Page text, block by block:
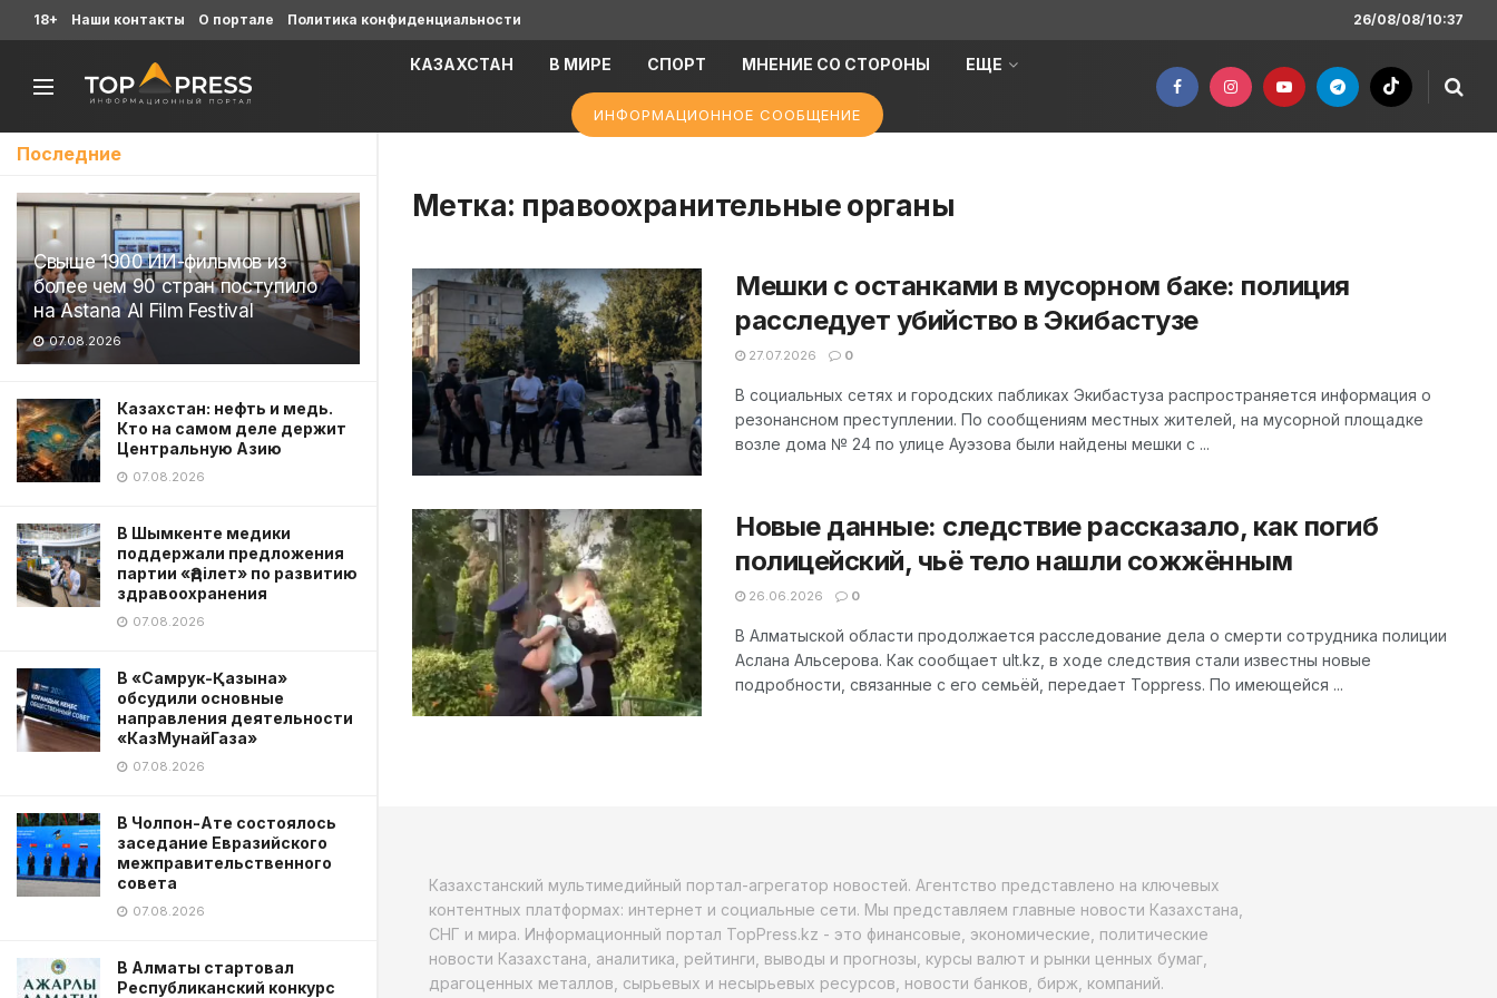
Последние
Свыше 1900 ИИ-фильмов из
более чем 90 стран поступило
на Astana AI Film Festival
07.08.2026
Казахстан: нефть и медь.
Кто на самом деле держит
Центральную Азию
07.08.2026
В Шымкенте медики
поддержали предложения
партии «Әділет» по развитию
здравоохранения
07.08.2026
В «Самрук-Қазына»
обсудили основные
направления деятельности
«КазМунайГаза»
07.08.2026
В Чолпон-Ате состоялось
заседание Евразийского
межправительственного
совета
07.08.2026
В Алматы стартовал
Республиканский конкурс
18+ Наши контакты О портале Политика конфиденциальности 26/08/08/10:37
КАЗАХСТАН В МИРЕ СПОРТ МНЕНИЕ СО СТОРОНЫ ЕЩЕ
ИНФОРМАЦИОННОЕ СООБЩЕНИЕ
Метка: правоохранительные органы
Мешки с останками в мусорном баке: полиция
расследует убийство в Экибастузе
27.07.2026 0
В социальных сетях и городских пабликах Экибастуза распространяется информация о
резонансном преступлении. По сообщениям местных жителей, на мусорной площадке
возле дома № 24 по улице Ауэзова были найдены мешки с ...
Новые данные: следствие рассказало, как погиб
полицейский, чьё тело нашли сожжённым
26.06.2026 0
В Алматыской области продолжается расследование дела о смерти сотрудника полиции
Аслана Альсерова. Как сообщает ult.kz, в ходе следствия стали известны новые
подробности, связанные с его семьёй, передает Toppress. По имеющейся ...
Казахстанский мультимедийный портал-агрегатор новостей. Агентство представлено на ключевых
контентных платформах: интернет и социальные сети. Мы представляем главные новости Казахстана,
СНГ и мира. Информационный портал TopPress.kz - это финансовые, экономические, политические
новости Казахстана, аналитика, рейтинги, выводы и прогнозы, курсы валют и рынки ценных бумаг,
драгоценных металлов, сырьевых и несырьевых ресурсов, новости банков, бирж, компаний.